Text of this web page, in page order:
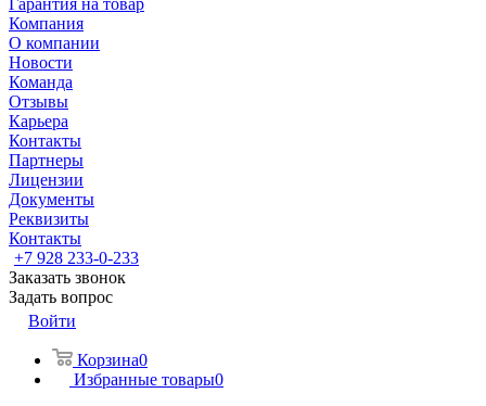
Гарантия на товар
Компания
О компании
Новости
Команда
Отзывы
Карьера
Контакты
Партнеры
Лицензии
Документы
Реквизиты
Контакты
+7 928 233-0-233
Заказать звонок
Задать вопрос
Войти
Корзина0
Избранные товары0